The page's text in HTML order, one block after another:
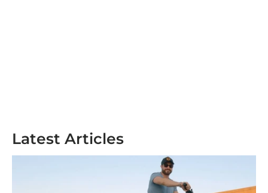
Latest Articles